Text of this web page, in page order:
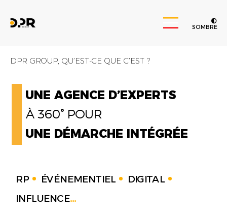
SOMBRE
DPR GROUP, QU’EST-CE QUE C’EST ?
UNE AGENCE D’EXPERTS
À 360° POUR
UNE DÉMARCHE INTÉGRÉE
RP ÉVÉNEMENTIEL
DIGITAL
INFLUENCE...